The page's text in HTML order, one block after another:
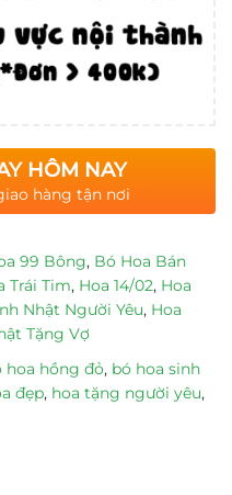
HÔM NAY
hàng tận nơi
99 Bông, Bó Hoa Bán
Trái Tim, Hoa 14/02, Hoa
Nhật Người Yêu, Hoa
Tặng Vợ
hoa hồng đỏ, bó hoa sinh
đẹp, hoa tặng người yêu,